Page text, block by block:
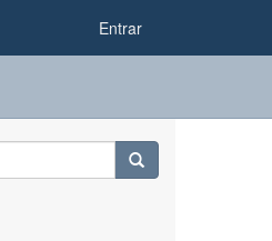
Entrar